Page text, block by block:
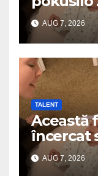
a AUG 7, 2026
TALENT
Această
încercat
ei… și a
inimi
AUG 7, 2026